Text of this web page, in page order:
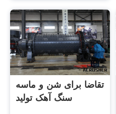
تقاضا برای شن و ماسه
سنگ آهک تولید